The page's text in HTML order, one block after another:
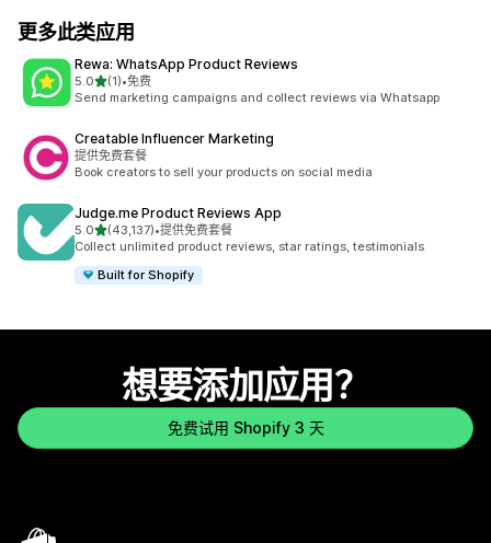
更多此类应用
Rewa: WhatsApp Product Reviews
5.0星（满分 5 星）
(1)
总共 1 条评论
•免费
Send marketing campaigns and collect reviews via Whatsapp
Creatable Influencer Marketing
提供免费套餐
Book creators to sell your products on social media
Judge.me Product Reviews App
5.0星（满分 5 星）
(43,137)
总共 43137 条评论
•提供免费套餐
Collect unlimited product reviews, star ratings, testimonials
Built for Shopify
想要添加应用？
免费试用 Shopify 3 天